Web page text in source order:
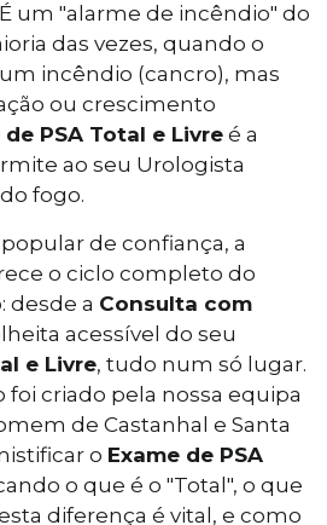
um "alarme de incêndio" do
das vezes, quando o
incêndio (cancro), mas
ou crescimento
de PSA Total e Livre é a
ao seu Urologista
fogo.
de confiança, a
o ciclo completo do
desde a Consulta com
acessível do seu
e Livre, tudo num só lugar.
criado pela nossa equipa
de Castanhal e Santa
o Exame de PSA
o que é o "Total", o que
diferença é vital, e como